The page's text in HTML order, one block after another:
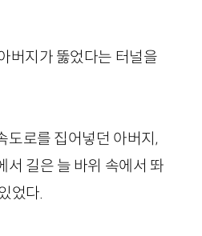
버지가 뚫었다는 터널을
도로를 집어넣던 아버지,
서 길은 늘 바위 속에서 똬
었다.